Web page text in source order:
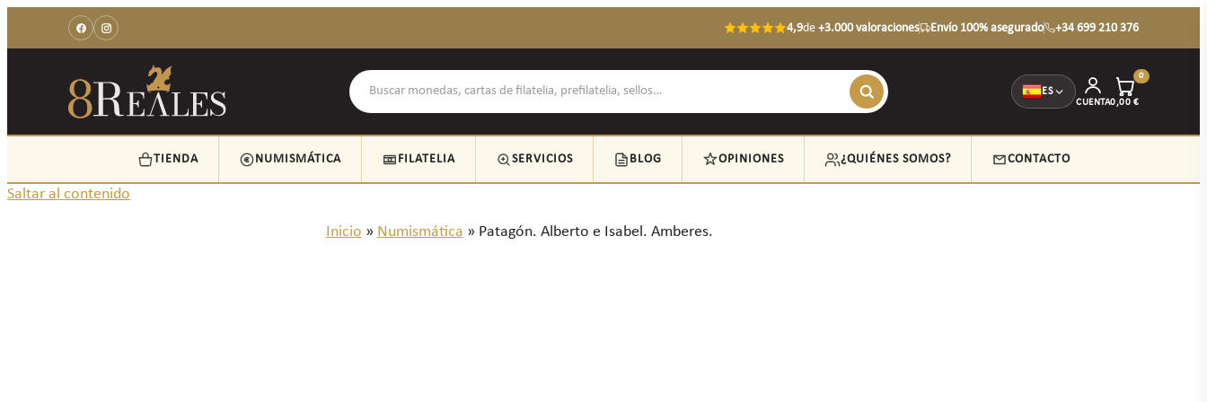
4,9de +3.000 valoraciones Envío 100% asegurado +34 699 210 376
ES
CUENTA
0
0,00 €
TIENDA NUMISMÁTICA FILATELIA SERVICIOS BLOG OPINIONES ¿QUIÉNES SOMOS? CONTACTO
Saltar al contenido
Inicio » Numismática » Patagón. Alberto e Isabel. Amberes.